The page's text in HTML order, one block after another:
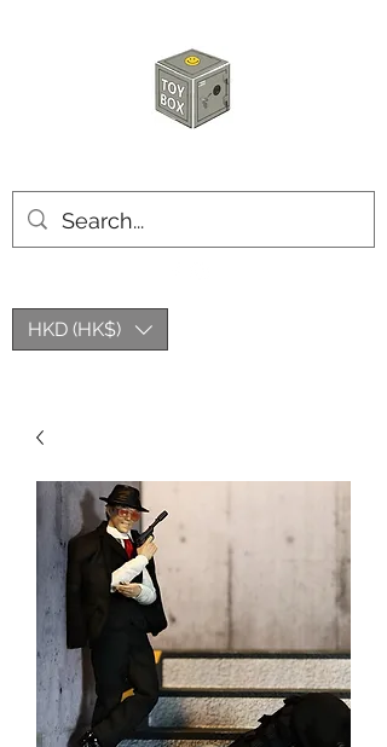
HKD (HK$)